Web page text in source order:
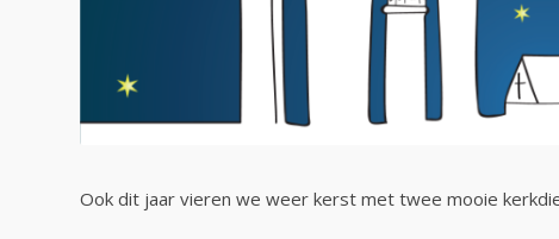
Ook dit jaar vieren we weer kerst met twee mooie